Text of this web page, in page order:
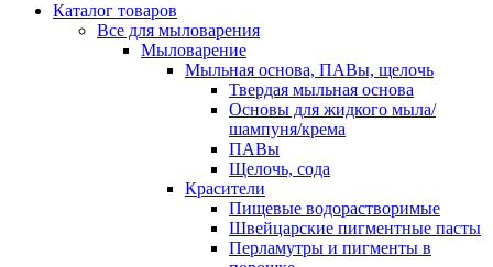
Каталог товаров
Все для мыловарения
Мыловарение
Мыльная основа, ПАВы, щелочь
Твердая мыльная основа
Основы для жидкого мыла/
шампуня/крема
ПАВы
Щелочь, сода
Красители
Пищевые водорастворимые
Швейцарские пигментные пасты
Перламутры и пигменты в